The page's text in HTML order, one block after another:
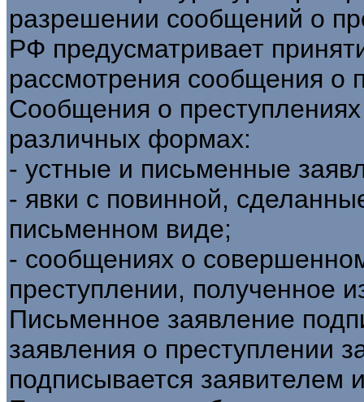
разрешении сообщений о
РФ предусматривает
рассмотрения сообщения о
Сообщения о
различных формах:
- устные и письменные
- явки с повинной,
письменном виде;
- сообщениях о
преступлении, полученное
Письменное заявление
заявления о преступлении
подписывается